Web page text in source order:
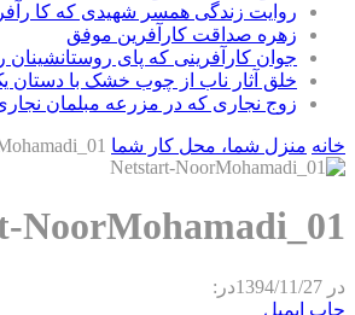
روایت زندگی همسر شهیدی که کا
زهره صداقت کارآفرین موفق
جوان کارآفرینی که پای
خلق آثار ناب از چوب خشک با دستان
زوج نجاری که در مزرعه مبلمان
خانه منزل شما، محل کار شما
NoorMohamadi_01
در 1394/11/27در:
چاپ ایمیل